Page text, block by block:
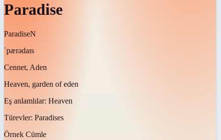
Paradise
ParadiseN
ˈpærədaɪs
Cennet, Aden
Heaven, garden of eden
Eş anlamlılar: Heaven
Türevler: Paradises
Örnek Cümle